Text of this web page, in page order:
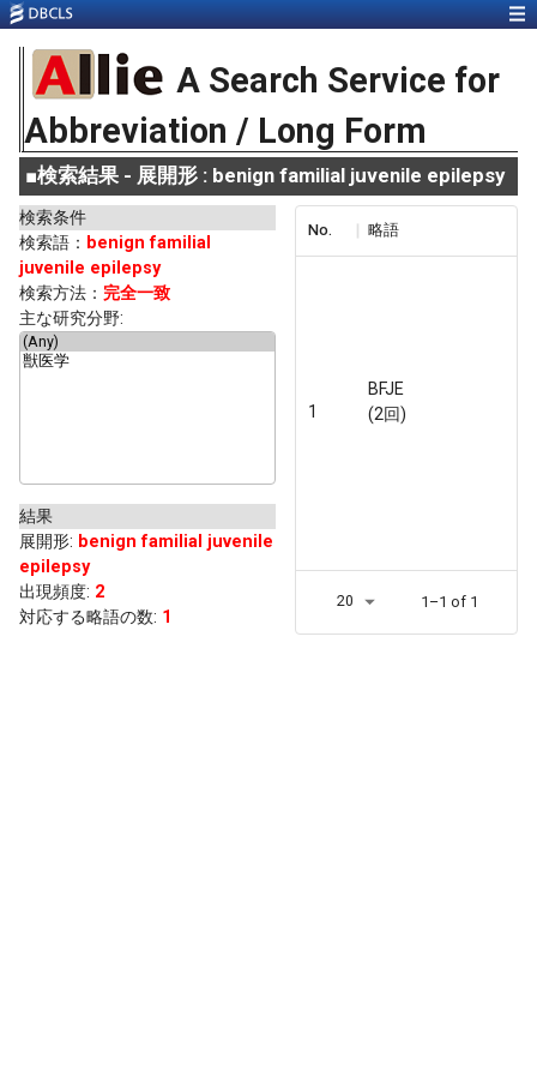
A Search Service for
Abbreviation / Long Form
■検索結果 - 展開形 : benign familial juvenile epilepsy
検索条件
検索語： benign familial
juvenile epilepsy
検索方法： 完全一致
主な研究分野:
結果
展開形: benign familial juvenile
epilepsy
出現頻度: 2
対応する略語の数: 1
No. 略語
1
BFJE
(2回)
20 1–1 of 1